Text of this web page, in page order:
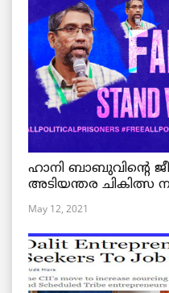
ഹാനി ബാബുവിന്റെ
അടിയന്തര
May 12, 2021